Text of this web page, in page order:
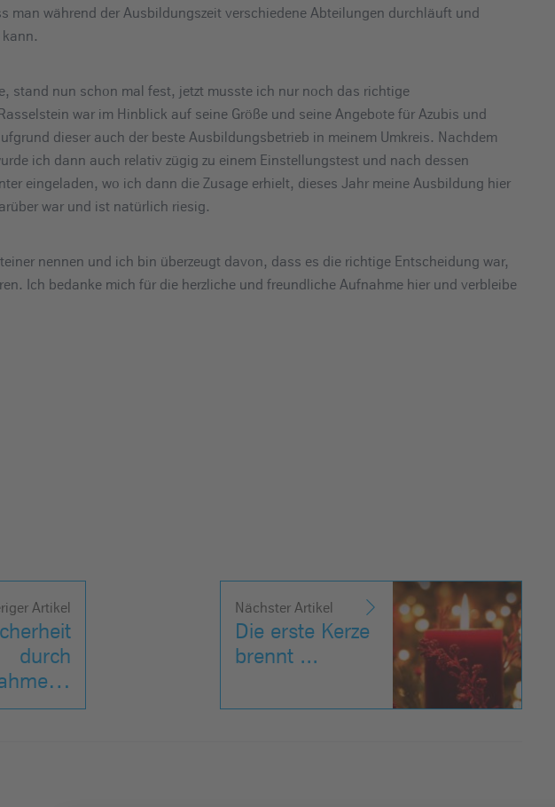
man während der Ausbildungszeit verschiedene Abteilungen durchläuft und
stand nun schon mal fest, jetzt musste ich nur noch das richtige
war im Hinblick auf seine Größe und seine Angebote für Azubis und
dieser auch der beste Ausbildungsbetrieb in meinem Umkreis. Nachdem
ich dann auch relativ zügig zu einem Einstellungstest und nach dessen
eingeladen, wo ich dann die Zusage erhielt, dieses Jahr meine Ausbildung hier
war und ist natürlich riesig.
nennen und ich bin überzeugt davon, dass es die richtige Entscheidung war,
Ich bedanke mich für die herzliche und freundliche Aufnahme hier und verbleibe
Artikel
durch
Nächster Artikel
Die erste Kerze
brennt ...